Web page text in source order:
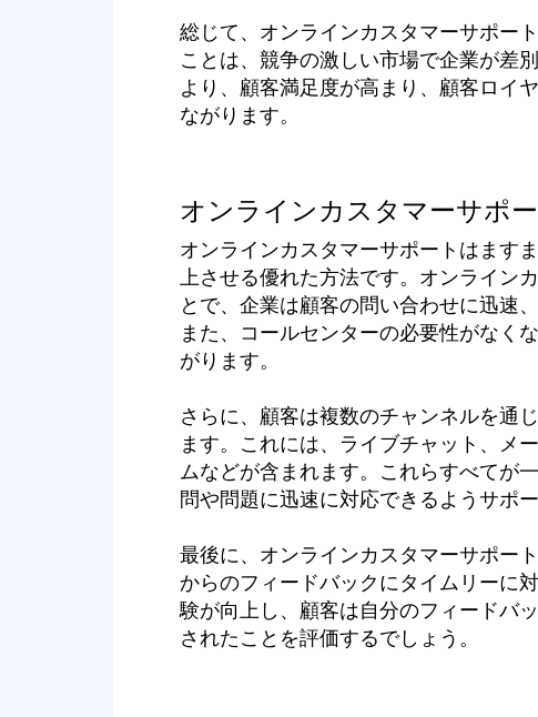
総じて、オンラインカスタマーサポー
ことは、競争の激しい市場で企業が差
より、顧客満足度が高まり、顧客ロイ
ながります。
オンラインカスタマーサポ
オンラインカスタマーサポートはます
上させる優れた方法です。オンライン
とで、企業は顧客の問い合わせに迅速
また、コールセンターの必要性がなく
がります。
さらに、顧客は複数のチャンネルを通
ます。これには、ライブチャット、メ
ムなどが含まれます。これらすべてが
問や問題に迅速に対応できるようサポー
最後に、オンラインカスタマーサポー
からのフィードバックにタイムリーに
験が向上し、顧客は自分のフィードバ
されたことを評価するでしょう。